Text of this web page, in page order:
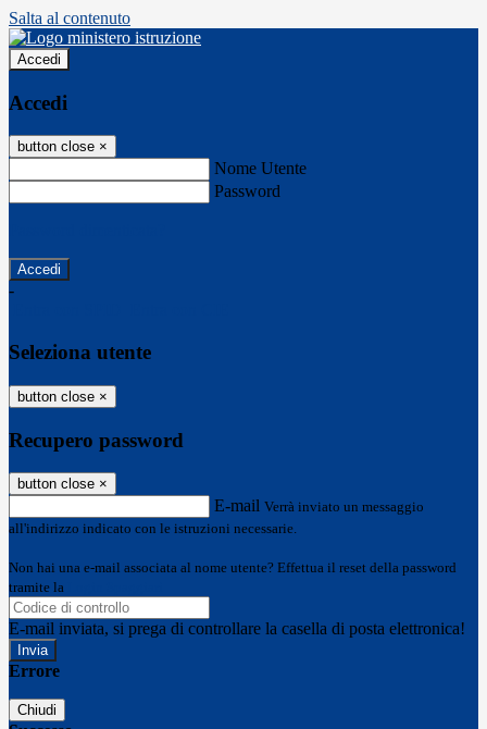
Salta al contenuto
Accedi
Accedi
button close ×
Nome Utente
Password
-
Seleziona utente
button close ×
Recupero password
button close ×
E-mail Verrà inviato un messaggio
all'indirizzo indicato con le istruzioni necessarie.
Non hai una e-mail associata al nome utente? Effettua il reset della password
tramite la
E-mail inviata, si prega di controllare la casella di posta elettronica!
Errore
Chiudi